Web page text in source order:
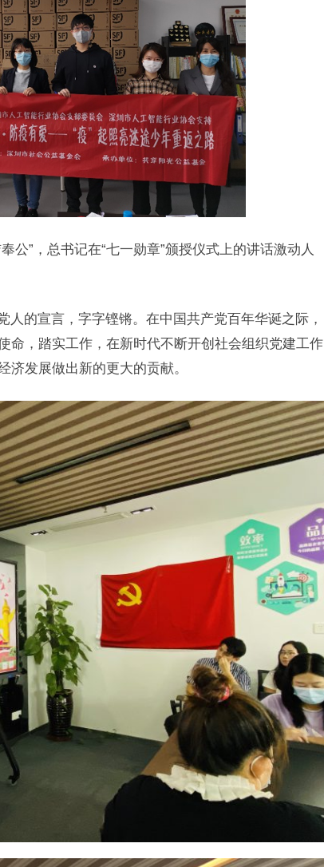
公”，总书记在“七一勋章”颁授仪式上的讲话激动人
的宣言，字字铿锵。在中国共产党百年华诞之际，
命，踏实工作，在新时代不断开创社会组织党建工作
济发展做出新的更大的贡献。